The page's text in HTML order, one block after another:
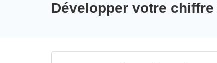
Développer votre